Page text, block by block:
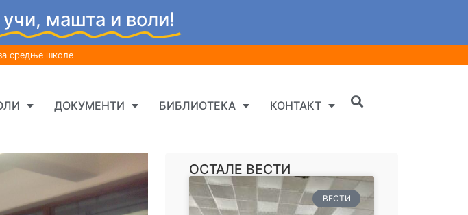
учи, машта и воли!
средње школе
ДОКУМЕНТИ БИБЛИОТЕКА КОНТАКТ
ОСТАЛЕ ВЕСТИ
ВЕСТИ